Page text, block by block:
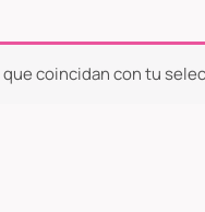
coincidan con tu